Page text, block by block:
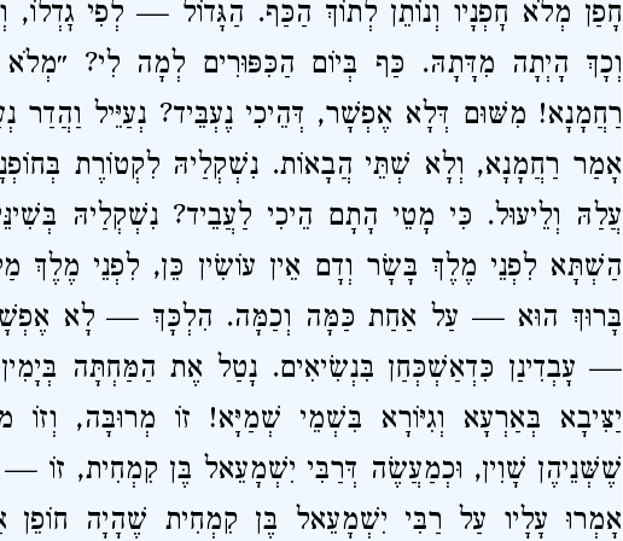
חָפַן מְלֹא חׇפְנָיו וְנוֹתֵן לְתוֹךְ הַכַּף. הַגָּדוֹל — לְפִי
וְכָךְ הָיְתָה מִדָּתָהּ. כַּף בְּיוֹם הַכִּפּוּרִים לְמָה לִי? ״מְלֹא
רַחֲמָנָא! מִשּׁוּם דְּלָא אֶפְשָׁר, דְּהֵיכִי נֶעְבֵּיד? נְעַיֵּיל
אָמַר רַחֲמָנָא, וְלָא שְׁתֵּי הֲבָאוֹת. נִשְׁקְלַיהּ לִקְטוֹרֶת
עֲלַהּ וְלֵיעוּל. כִּי מָטֵי הָתָם הֵיכִי לַעֲבֵיד? נִשְׁקְלַיהּ
הַשְׁתָּא לִפְנֵי מֶלֶךְ בָּשָׂר וְדָם אֵין עוֹשִׂין כֵּן, לִפְנֵי מֶלֶךְ
בָּרוּךְ הוּא — עַל אַחַת כַּמָּה וְכַמָּה. הִלְכָּךְ — לָא
— עָבְדִינַן כִּדְאַשְׁכְּחַן בִּנְשִׂיאִים. נָטַל אֶת הַמַּחְתָּה
יַצִּיבָא בְּאַרְעָא וְגִיּוֹרָא בִּשְׁמֵי שְׁמַיָּא! זוֹ מְרוּבָּה, וְזוֹ
שֶׁשְּׁנֵיהֶן שָׁוִין, וּכְמַעֲשֶׂה דְּרַבִּי יִשְׁמָעֵאל בֶּן קִמְחִית, זוֹ
אָמְרוּ עָלָיו עַל רַבִּי יִשְׁמָעֵאל בֶּן קִמְחִית שֶׁהָיָה חוֹפֵן